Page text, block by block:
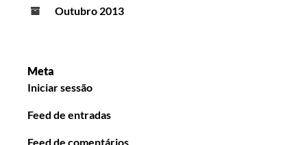
Outubro 2013
Meta
Iniciar sessão
Feed de entradas
Feed de comentários